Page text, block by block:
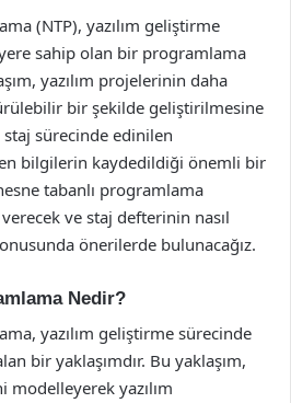
(NTP), yazılım geliştirme
sahip olan bir programlama
yazılım projelerinin daha
bir şekilde geliştirilmesine
staj sürecinde edinilen
bilgilerin kaydedildiği önemli bir
tabanlı programlama
ve staj defterinin nasıl
önerilerde bulunacağız.
Nedir?
yazılım geliştirme sürecinde
bir yaklaşımdır. Bu yaklaşım,
yazılım